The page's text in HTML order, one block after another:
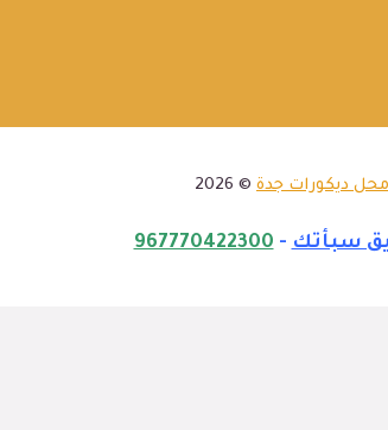
محل ديكورات جدة © 2026
سبأتك-
967770422300